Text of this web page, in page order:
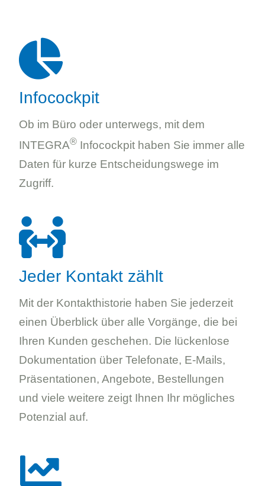
Infocockpit
Ob im Büro oder unterwegs, mit dem
INTEGRA® Infocockpit haben Sie immer alle
Daten für kurze Entscheidungswege im
Zugriff.
Jeder Kontakt zählt
Mit der Kontakthistorie haben Sie jederzeit
einen Überblick über alle Vorgänge, die bei
Ihren Kunden geschehen. Die lückenlose
Dokumentation über Telefonate, E-Mails,
Präsentationen, Angebote, Bestellungen
und viele weitere zeigt Ihnen Ihr mögliches
Potenzial auf.